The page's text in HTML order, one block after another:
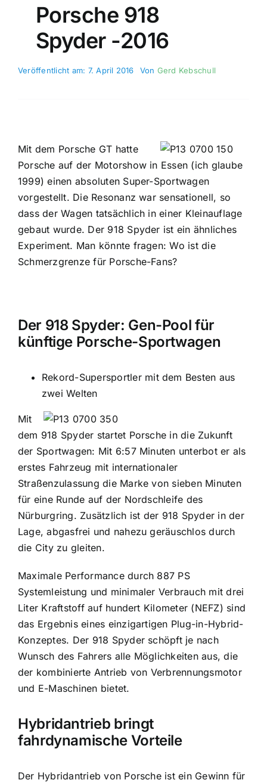
Porsche 918
Spyder -2016
Veröffentlicht am: 7. April 2016 Von Gerd Kebschull
Mit dem Porsche GT hatte
Porsche auf der Motorshow in Essen (ich glaube
1999) einen absoluten Super-Sportwagen
vorgestellt. Die Resonanz war sensationell, so
dass der Wagen tatsächlich in einer Kleinauflage
gebaut wurde. Der 918 Spyder ist ein ähnliches
Experiment. Man könnte fragen: Wo ist die
Schmerzgrenze für Porsche-Fans?
Der 918 Spyder: Gen-Pool für
künftige Porsche-Sportwagen
Rekord-Supersportler mit dem Besten aus
zwei Welten
Mit
dem 918 Spyder startet Porsche in die Zukunft
der Sportwagen: Mit 6:57 Minuten unterbot er als
erstes Fahrzeug mit internationaler
Straßenzulassung die Marke von sieben Minuten
für eine Runde auf der Nordschleife des
Nürburgring. Zusätzlich ist der 918 Spyder in der
Lage, abgasfrei und nahezu geräuschlos durch
die City zu gleiten.
Maximale Performance durch 887 PS
Systemleistung und minimaler Verbrauch mit drei
Liter Kraftstoff auf hundert Kilometer (NEFZ) sind
das Ergebnis eines einzigartigen Plug-in-Hybrid-
Konzeptes. Der 918 Spyder schöpft je nach
Wunsch des Fahrers alle Möglichkeiten aus, die
der kombinierte Antrieb von Verbrennungsmotor
und E-Maschinen bietet.
Hybridantrieb bringt
fahrdynamische Vorteile
Der Hybridantrieb von Porsche ist ein Gewinn für